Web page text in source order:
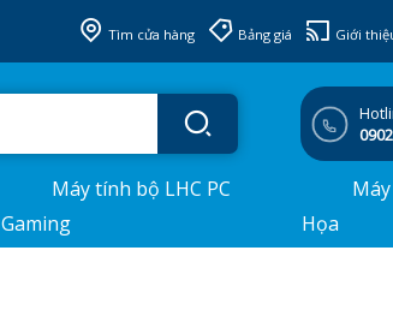
Tìm cửa hàng Bảng giá Giới
Máy tính bộ LHC PC
Gaming
Họa